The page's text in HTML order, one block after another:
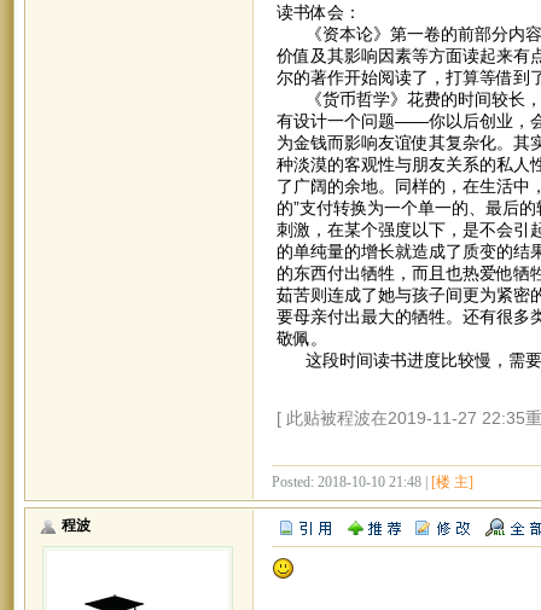
读书体会：
《资本论》第一卷的前部分内容
价值及其影响因素等方面读起来有
尔的著作开始阅读了，打算等借到
《货币哲学》花费的时间较长，
有设计一个问题——你以后创业，
为金钱而影响友谊使其复杂化。其
种淡漠的客观性与朋友关系的私人
了广阔的余地。同样的，在生活中
的”支付转换为一个单一的、最后
刺激，在某个强度以下，是不会引
的单纯量的增长就造成了质变的结
的东西付出牺牲，而且也热爱他牺
茹苦则连成了她与孩子间更为紧密
要母亲付出最大的牺牲。还有很多
敬佩。
这段时间读书进度比较慢，需要
[ 此贴被程波在2019-11-27 22:35
Posted: 2018-10-10 21:48 | [楼 主]
程波